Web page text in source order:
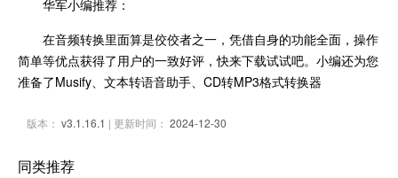
华军小编推荐：
在音频转换里面算是佼佼者之一，凭借自身的功能全面，操作
简单等优点获得了用户的一致好评，快来下载试试吧。小编还为您
准备了Musify、文本转语音助手、CD转MP3格式转换器
版本： v3.1.16.1 | 更新时间： 2024-12-30
同类推荐